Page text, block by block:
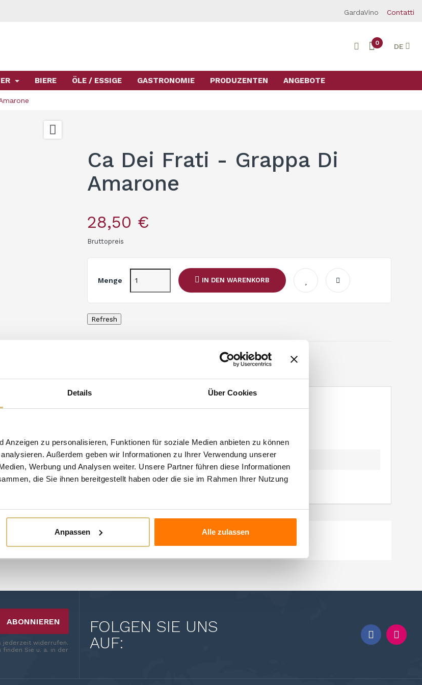
Details Über Cookies
Anzeigen zu personalisieren, Funktionen für soziale Medien anbieten zu können
Außerdem geben wir Informationen zu Ihrer Verwendung unserer
Werbung und Analysen weiter. Unsere Partner führen diese Informationen
die Sie ihnen bereitgestellt haben oder die sie im Rahmen Ihrer Nutzung
Anpassen Alle zulassen
GardaVino Contatti
0 DE
BIERE ÖLE / ESSIGE GASTRONOMIE PRODUZENTEN ANGEBOTE

Ca Dei Frati - Grappa Di
Amarone
28,50 €
Bruttopreis
Menge IN DEN WARENKORB
Technische Daten
Format 0,5 l
ABONNIEREN
jederzeit widerrufen.
finden Sie u. a. in der
FOLGEN SIE UNS
AUF: